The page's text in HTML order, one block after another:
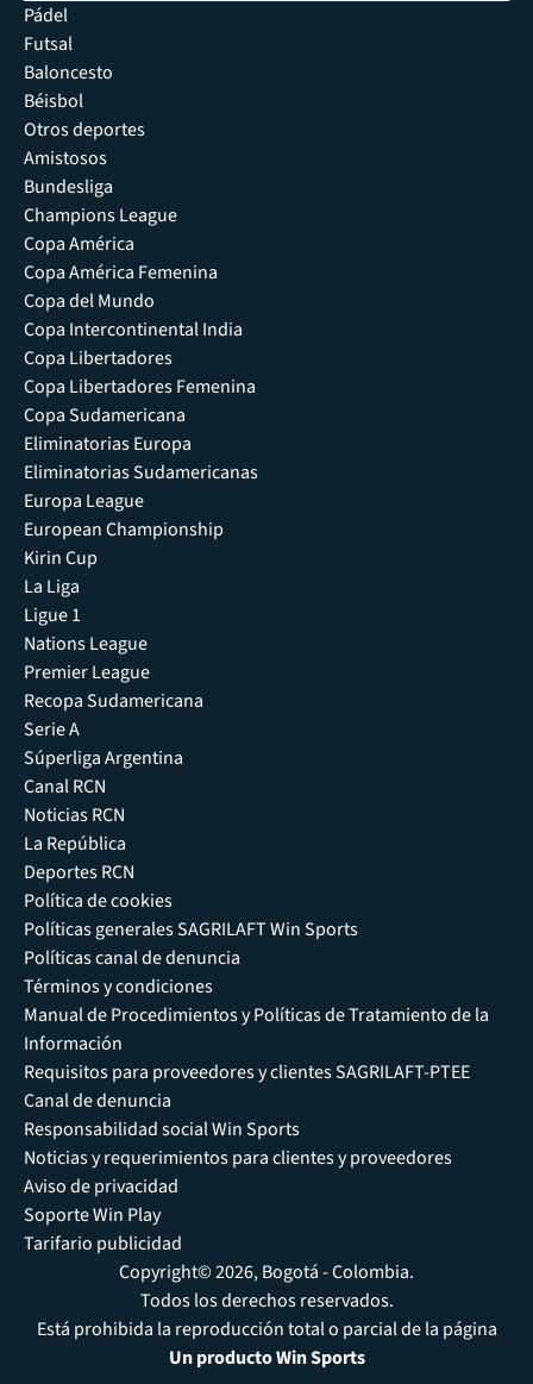
Pádel
Futsal
Baloncesto
Béisbol
Otros deportes
Amistosos
Bundesliga
Champions League
Copa América
Copa América Femenina
Copa del Mundo
Copa Intercontinental India
Copa Libertadores
Copa Libertadores Femenina
Copa Sudamericana
Eliminatorias Europa
Eliminatorias Sudamericanas
Europa League
European Championship
Kirin Cup
La Liga
Ligue 1
Nations League
Premier League
Recopa Sudamericana
Serie A
Súperliga Argentina
Canal RCN
Noticias RCN
La República
Deportes RCN
Política de cookies
Políticas generales SAGRILAFT Win Sports
Políticas canal de denuncia
Términos y condiciones
Manual de Procedimientos y Políticas de Tratamiento de la
Información
Requisitos para proveedores y clientes SAGRILAFT-PTEE
Canal de denuncia
Responsabilidad social Win Sports
Noticias y requerimientos para clientes y proveedores
Aviso de privacidad
Soporte Win Play
Tarifario publicidad
Copyright© 2026, Bogotá - Colombia.
Todos los derechos reservados.
Está prohibida la reproducción total o parcial de la página
Un producto Win Sports